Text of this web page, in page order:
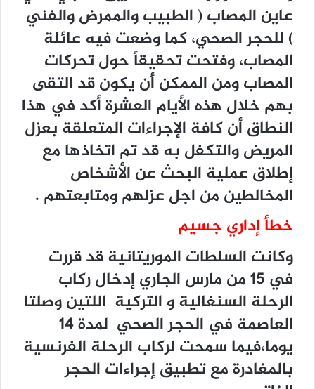
ﻋﺎﻳﻦ ﺍﻟﻤﺼﺎﺏ ‏( ﺍﻟﻄﺒﻴﺐ ﻭﺍﻟﻤﻤﺮﺽ ﻭﺍﻟﻔﻨﻲ
‏) ﻟﻠﺤﺠﺮ ﺍﻟﺼﺤﻲ، ﻛﻤﺎ ﻭﺿﻌﺖ ﻓﻴﻪ ﻋﺎﺋﻠﺔ
ﺍﻟﻤﺼﺎﺏ، ﻭﻓﺘﺤﺖ ﺗﺤﻘﻴﻘﺎً ﺣﻮﻝ ﺗﺤﺮﻛﺎﺕ
ﺍﻟﻤﺼﺎﺏ ﻭﻣﻦ ﺍﻟﻤﻤﻜﻦ ﺃﻥ ﻳﻜﻮﻥ ﻗﺪ ﺍﻟﺘﻘﻰ
ﺑﻬﻢ ﺧﻼﻝ ﻫﺬﻩ ﺍﻷﻳﺎﻡ ﺍﻟﻌﺸﺮﺓ ﺃﻛﺪ ﻓﻲ ﻫﺬﺍ
ﺍﻟﻨﻄﺎﻕ ﺃﻥ ﻛﺎﻓﺔ ﺍﻹﺟﺮﺍﺀﺍﺕ ﺍﻟﻤﺘﻌﻠﻘﺔ ﺑﻌﺰﻝ
ﺍﻟﻤﺮﻳﺾ ﻭﺍﻟﺘﻜﻔﻞ ﺑﻪ ﻗﺪ ﺗﻢ ﺍﺗﺨﺎﺫﻫﺎ ﻣﻊ
ﺇﻃﻼﻕ ﻋﻤﻠﻴﺔ ﺍﻟﺒﺤﺚ ﻋﻦ ﺍﻷﺷﺨﺎﺹ
ﺍﻟﻤﺨﺎﻟﻄﻴﻦ ﻣﻦ ﺍﺟﻞ ﻋﺰﻟﻬﻢ ﻭﻣﺘﺎﺑﻌﺘﻬﻢ .
خطأ إداري جسيم
وكانت السلطات الموريتانية قد قررت
في 15 من مارس الجاري إدخال ركاب
الرحلة السنغالية و التركية اللتين وصلتا
العاصمة في الحجر الصحي لمدة 14
يوما،فيما سمحت لركاب الرحلة الفرنسية
بالمغادرة مع تطبيق إجراءات الحجر